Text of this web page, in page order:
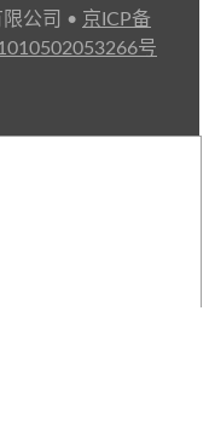
公司 • 京ICP备
号